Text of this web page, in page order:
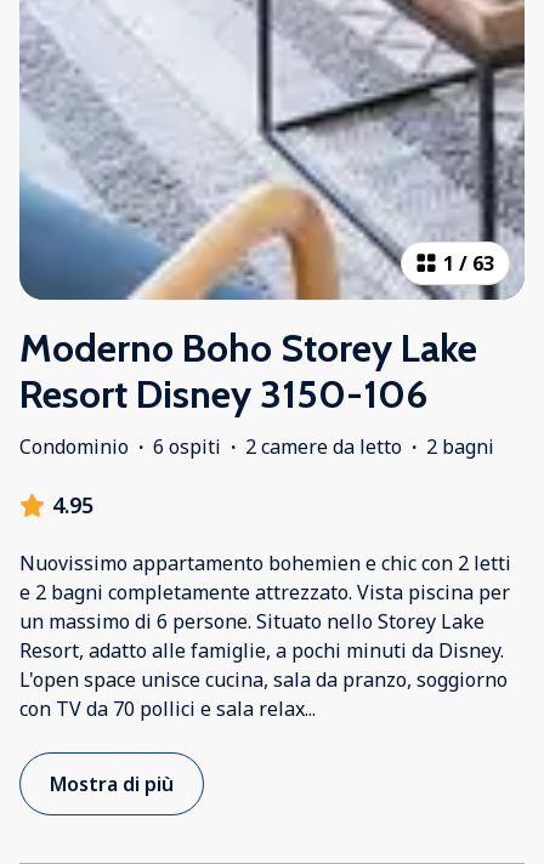
1 / 63
Moderno Boho Storey Lake
Resort Disney 3150-106
Condominio · 6 ospiti · 2 camere da letto · 2 bagni
4.95
Nuovissimo appartamento bohemien e chic con 2 letti
e 2 bagni completamente attrezzato. Vista piscina per
un massimo di 6 persone. Situato nello Storey Lake
Resort, adatto alle famiglie, a pochi minuti da Disney.
L'open space unisce cucina, sala da pranzo, soggiorno
con TV da 70 pollici e sala relax...
Mostra di più